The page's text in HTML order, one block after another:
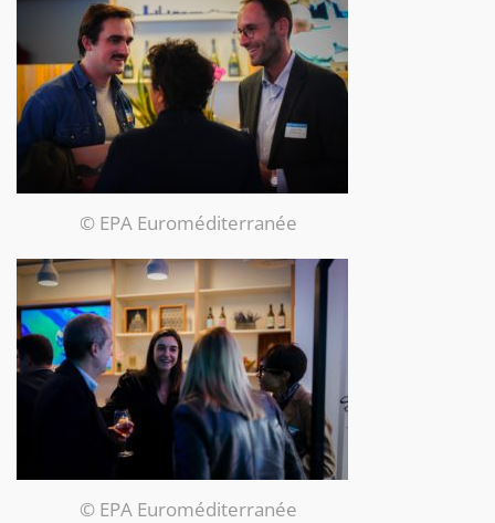
© EPA Euroméditerranée
© EPA Euroméditerranée